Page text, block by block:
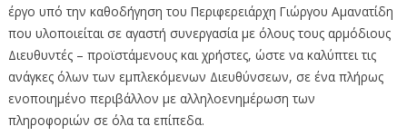
έργο υπό την καθοδήγηση του Περιφερειάρχη Γιώργου Αμανατίδη
που υλοποιείται σε αγαστή συνεργασία με όλους τους αρμόδιους
Διευθυντές – προϊστάμενους και χρήστες, ώστε να καλύπτει τις
ανάγκες όλων των εμπλεκόμενων Διευθύνσεων, σε ένα πλήρως
ενοποιημένο περιβάλλον με αλληλοενημέρωση των
πληροφοριών σε όλα τα επίπεδα.